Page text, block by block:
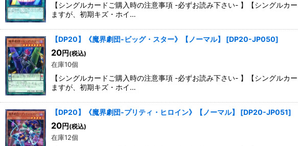
【シングルカードご購入時の注意事項 -必ずお読み下さい- 】【シングル
ますが、初期キズ・ホイ…
【DP20】《魔界劇団-ビッグ・スター》【ノーマル】 [DP20-JP050]
20円 (税込)
在庫10個
【シングルカードご購入時の注意事項 -必ずお読み下さい- 】【シングル
ますが、初期キズ・ホイ…
【DP20】《魔界劇団-プリティ・ヒロイン》【ノーマル】 [DP20-JP051]
20円 (税込)
在庫12個